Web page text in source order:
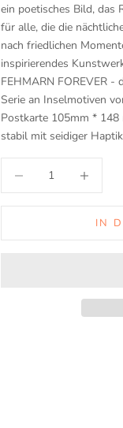
ein poetisches Bild, das
für alle, die die
nach friedlichen
inspirierendes
FEHMARN FOREVER -
Serie an Inselmotiven
Postkarte 105mm *
stabil mit seidiger
IN